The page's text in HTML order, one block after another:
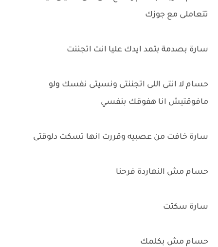
تتعاملى مع جوزك
سارة بصدمة بتمد ايدك عليا انت اتجننت
حسام لا انتى اللى اتجننتى ونسيتى نفسك ولو
مافوقتيش انا هفوقك بنفسي
سارة خافت من عصبيه وقررت انها تسكت دلوقتى
حسام مش النهاردة فرحنا
سارة سكتت
حسام مش بكلمك